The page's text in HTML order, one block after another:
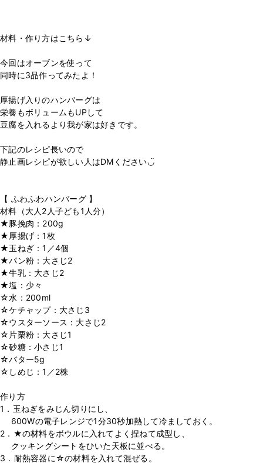
材料・作り方はこちら↓
今回はオーブンを使って
同時に3品作ってみたよ！
厚揚げ入りのハンバーグは
栄養もボリュームもUPして
豆腐を入れるより我が家は好きです。
下記のレシピ長いので
静止画レシピが欲しい人はDMください◡̈
【 ふわふわハンバーグ 】
材料（大人2人子ども1人分）
★豚挽肉：200g
★厚揚げ：1枚
★玉ねぎ：1／4個
★パン粉：大さじ2
★牛乳：大さじ2
★塩：少々
☆水：200ml
☆ケチャップ：大さじ3
☆ウスターソース：大さじ2
☆片栗粉：大さじ1
☆砂糖：小さじ1
☆バター5g
☆しめじ：1／2株
作り方
1．玉ねぎをみじん切りにし、
600Wの電子レンジで1分30秒加熱して冷ましておく。
2．★の材料をボウルに入れてよく捏ねて成型し、
クッキングシートをひいた天板に並べる。
3．耐熱容器に☆の材料を入れて混ぜる。